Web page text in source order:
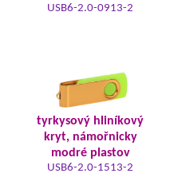
USB6-2.0-0913-2
tyrkysový hliníkový
kryt, námořnicky
modré plastov
USB6-2.0-1513-2